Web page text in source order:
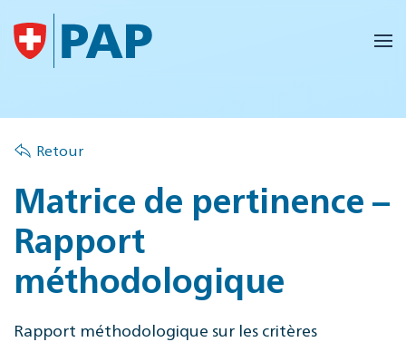
Accéder au contenu principal
Retour
Matrice de pertinence –
Rapport
méthodologique
Rapport méthodologique sur les critères